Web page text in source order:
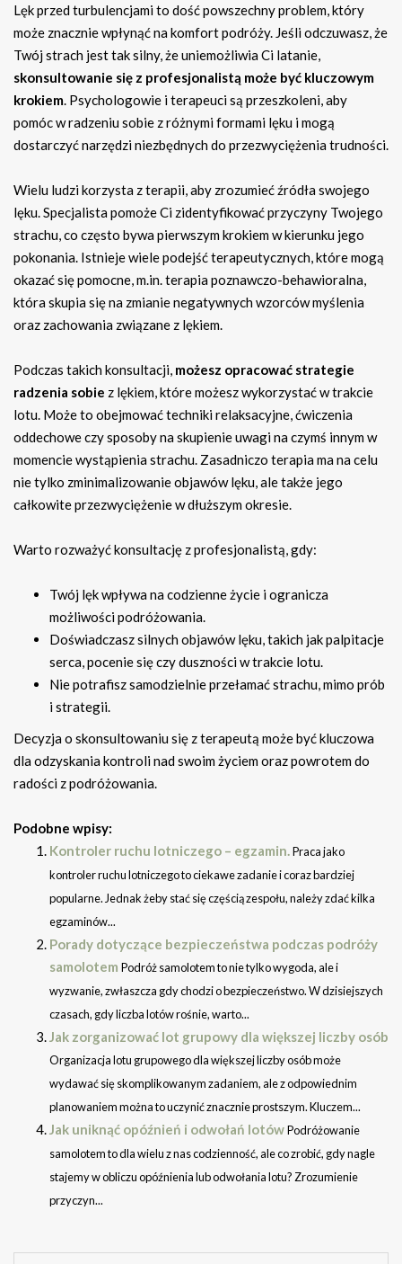
Lęk przed turbulencjami to dość powszechny problem, który
może znacznie wpłynąć na komfort podróży. Jeśli odczuwasz, że
Twój strach jest tak silny, że uniemożliwia Ci latanie,
skonsultowanie się z profesjonalistą może być kluczowym
krokiem. Psychologowie i terapeuci są przeszkoleni, aby
pomóc w radzeniu sobie z różnymi formami lęku i mogą
dostarczyć narzędzi niezbędnych do przezwyciężenia trudności.
Wielu ludzi korzysta z terapii, aby zrozumieć źródła swojego
lęku. Specjalista pomoże Ci zidentyfikować przyczyny Twojego
strachu, co często bywa pierwszym krokiem w kierunku jego
pokonania. Istnieje wiele podejść terapeutycznych, które mogą
okazać się pomocne, m.in. terapia poznawczo-behawioralna,
która skupia się na zmianie negatywnych wzorców myślenia
oraz zachowania związane z lękiem.
Podczas takich konsultacji, możesz opracować strategie
radzenia sobie z lękiem, które możesz wykorzystać w trakcie
lotu. Może to obejmować techniki relaksacyjne, ćwiczenia
oddechowe czy sposoby na skupienie uwagi na czymś innym w
momencie wystąpienia strachu. Zasadniczo terapia ma na celu
nie tylko zminimalizowanie objawów lęku, ale także jego
całkowite przezwyciężenie w dłuższym okresie.
Warto rozważyć konsultację z profesjonalistą, gdy:
Twój lęk wpływa na codzienne życie i ogranicza
możliwości podróżowania.
Doświadczasz silnych objawów lęku, takich jak palpitacje
serca, pocenie się czy duszności w trakcie lotu.
Nie potrafisz samodzielnie przełamać strachu, mimo prób
i strategii.
Decyzja o skonsultowaniu się z terapeutą może być kluczowa
dla odzyskania kontroli nad swoim życiem oraz powrotem do
radości z podróżowania.
Podobne wpisy:
Kontroler ruchu lotniczego – egzamin.Praca jako
kontroler ruchu lotniczego to ciekawe zadanie i coraz bardziej
popularne. Jednak żeby stać się częścią zespołu, należy zdać kilka
egzaminów...
Porady dotyczące bezpieczeństwa podczas podróży
samolotem Podróż samolotem to nie tylko wygoda, ale i
wyzwanie, zwłaszcza gdy chodzi o bezpieczeństwo. W dzisiejszych
czasach, gdy liczba lotów rośnie, warto...
Jak zorganizować lot grupowy dla większej liczby osób
Organizacja lotu grupowego dla większej liczby osób może
wydawać się skomplikowanym zadaniem, ale z odpowiednim
planowaniem można to uczynić znacznie prostszym. Kluczem...
Jak uniknąć opóźnień i odwołań lotówPodróżowanie
samolotem to dla wielu z nas codzienność, ale co zrobić, gdy nagle
stajemy w obliczu opóźnienia lub odwołania lotu? Zrozumienie
przyczyn...